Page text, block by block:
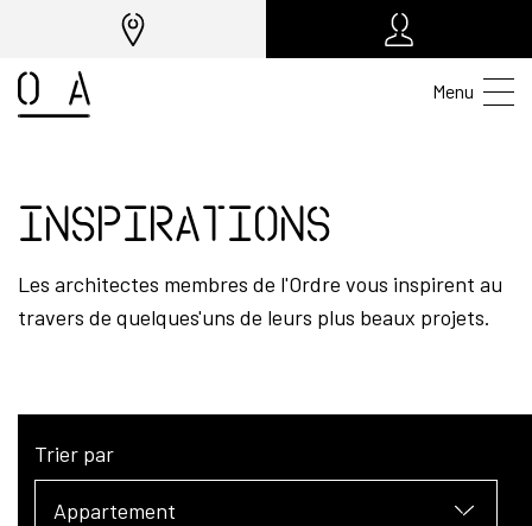
Menu
Inspirations
Les architectes membres de l'Ordre vous inspirent au
travers de quelques'uns de leurs plus beaux projets.
Trier par
Appartement